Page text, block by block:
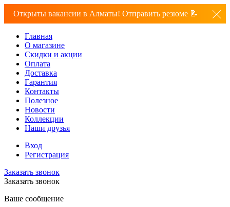
Открыты вакансии в Алматы! Отправить резюме 📝
Главная
О магазине
Скидки и акции
Оплата
Доставка
Гарантия
Контакты
Полезное
Новости
Коллекции
Наши друзья
Вход
Регистрация
Заказать звонок
Заказать звонок
Ваше сообщение